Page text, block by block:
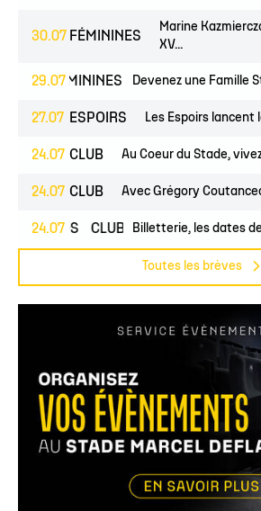
30.07 FÉMININES
Marine
XV...
29.07
FÉMININES CLUBDevenez une Famille
27.07 ESPOIRS Les Espoirs lancent
24.07 CLUB Au Coeur du Stade,
24.07 CLUB Avec Grégory
24.07
PROS CLUB Billetterie, les dates
Toutes les brèves